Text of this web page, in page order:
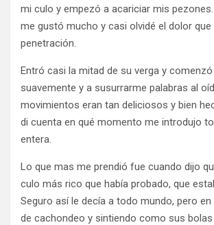
mi culo y empezó a acariciar mis
me gustó mucho y casi olvidé el dolor que
penetración.
Entró casi la mitad de su verga y
suavemente y a susurrarme palabras al
movimientos eran tan deliciosos y bien
di cuenta en qué momento me introdujo
entera.
Lo que mas me prendió fue cuando dijo
culo más rico que había probado, que
Seguro así le decía a todo mundo, pero
de cachondeo y sintiendo como sus